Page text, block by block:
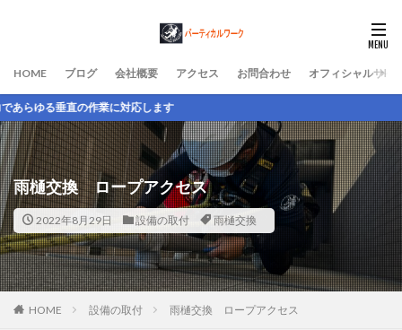
HOME ブログ 会社概要 アクセス お問合わせ オフィシャルサイ
応します
雨樋交換 ロープアクセス
2022年8月29日 設備の取付 雨樋交換
HOME 設備の取付 雨樋交換 ロープアクセス